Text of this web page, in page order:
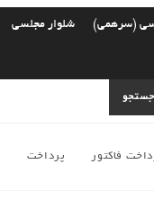
(سرهمی) شلوار مجلسی
جستجو
فاکتور پرداخت